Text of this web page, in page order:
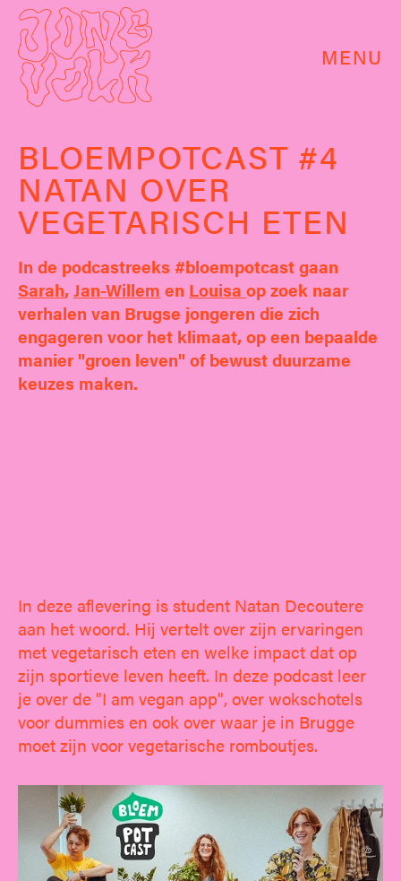
MENU
BLOEMPOTCAST #4
NATAN OVER
VEGETARISCH ETEN
In de podcastreeks #bloempotcast gaan
Sarah,Jan-Willem en Louisa op zoek naar
verhalen van Brugse jongeren die zich
engageren voor het klimaat, op een bepaalde
manier "groen leven" of bewust duurzame
keuzes maken.
In deze aflevering is student Natan Decoutere
aan het woord. Hij vertelt over zijn ervaringen
met vegetarisch eten en welke impact dat op
zijn sportieve leven heeft. In deze podcast leer
je over de "I am vegan app", over wokschotels
voor dummies en ook over waar je in Brugge
moet zijn voor vegetarische romboutjes.